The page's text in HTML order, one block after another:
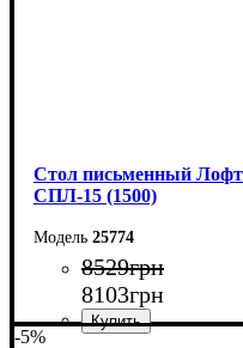
Стол письменный Лофт
СПЛ-15 (1500)
25774
8529грн
8103грн
-5%